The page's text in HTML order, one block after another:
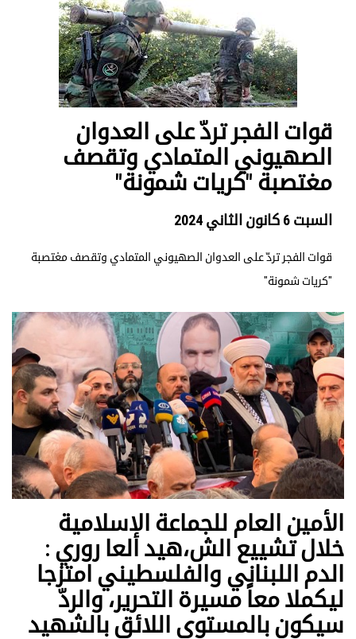
قوات الفجر تردّ على العدوان
الصهيوني المتمادي وتقصف
مغتصبة "كريات شمونة"
السبت 6 كانون الثاني 2024
قوات الفجر تردّ على العدوان الصهيوني المتمادي وتقصف مغتصبة
"كريات شمونة"
الأمين العام للجماعة الإسلامية
خلال تشييع الش،هيد العا روري :
الدم اللبناني والفلسطيني امتزجا
ليكملا معاً مسيرة التحرير، والردّ
سيكون بالمستوى اللائق بالشهيد